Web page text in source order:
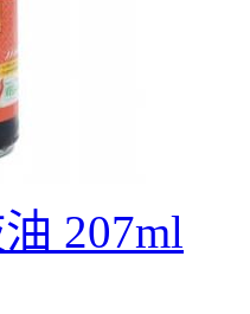
207ml